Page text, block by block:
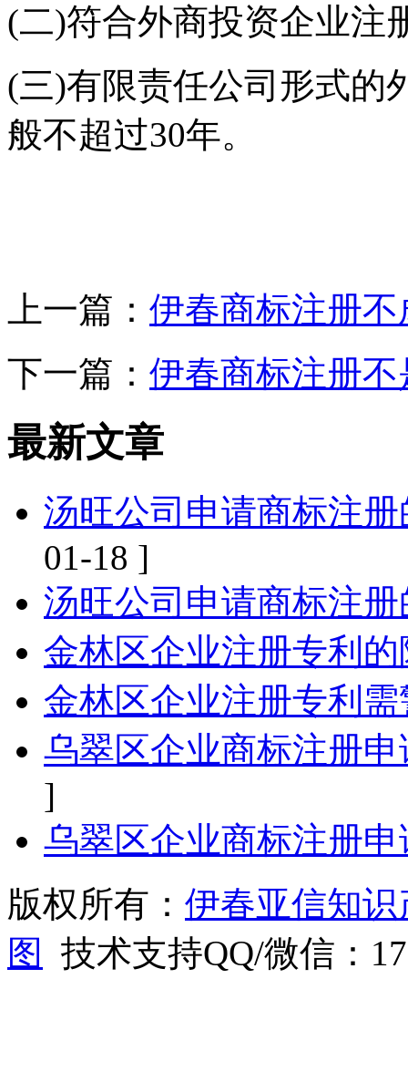
(二)符合外商投资企业注
(三)有限责任公司形式的
般不超过30年。
上一篇： 伊春商标注册
下一篇： 伊春商标注册
最新文章
汤旺公司申请商标注
01-18 ]
汤旺公司申请商标注
金林区企业注册专利
金林区企业注册专利
乌翠区企业商标注册
]
乌翠区企业商标注册
版权所有： 伊春亚信知
图
技术支持QQ/微信：